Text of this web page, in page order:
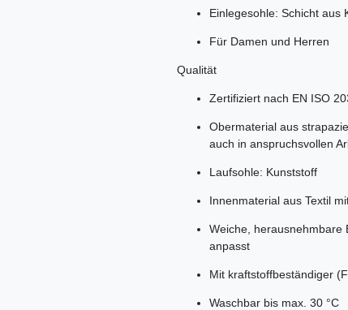
Einlegesohle: Schicht aus
Für Damen und Herren
Qualität
Zertifiziert nach EN ISO
Obermaterial aus
auch in anspruchsvollen
Laufsohle: Kunststoff
Innenmaterial aus Textil
Weiche, herausnehmbare
anpasst
Mit kraftstoffbeständiger
Waschbar bis max. 30 °C